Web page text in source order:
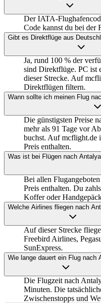
Der IATA-
Code kannst du bei der
Gibt es Direktflüge aus
Ja, rund 100 % der
sind Direktflüge. PC ist
dieser Strecke. Auf
Direktflügen filtern.
Wann sollte ich meinen Flug
Die günstigsten Preise
mehr als 91 Tage vor
buchst. Auf mcflight.de
Preis enthalten.
Was ist bei Flügen nach
Bei allen
Preis enthalten. Du
Koffer oder
Welche Airlines fliegen nach
Auf dieser Strecke
Freebird Airlines,
SunExpress.
Wie lange dauert ein Flug nach
Die Flugzeit nach
Minuten. Die
Zwischenstopps und